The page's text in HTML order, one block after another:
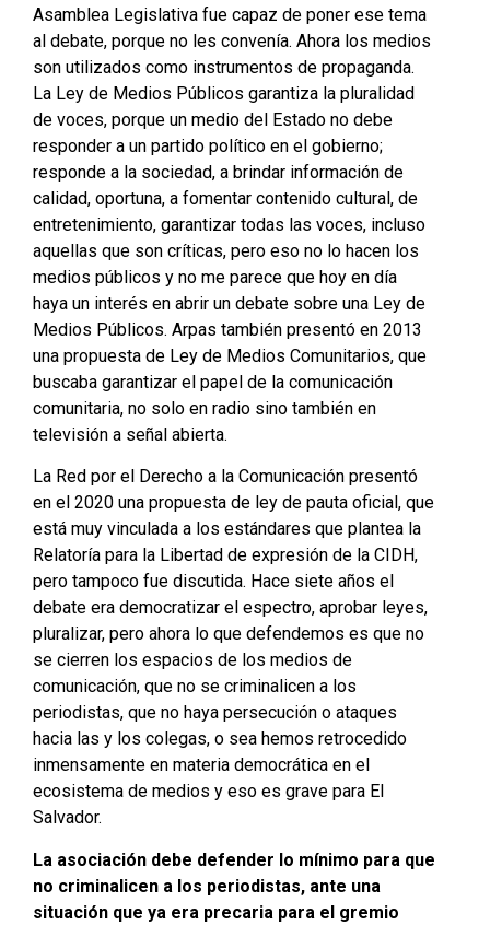
Asamblea Legislativa fue capaz de poner ese tema
al debate, porque no les convenía. Ahora los medios
son utilizados como instrumentos de propaganda.
La Ley de Medios Públicos garantiza la pluralidad
de voces, porque un medio del Estado no debe
responder a un partido político en el gobierno;
responde a la sociedad, a brindar información de
calidad, oportuna, a fomentar contenido cultural, de
entretenimiento, garantizar todas las voces, incluso
aquellas que son críticas, pero eso no lo hacen los
medios públicos y no me parece que hoy en día
haya un interés en abrir un debate sobre una Ley de
Medios Públicos. Arpas también presentó en 2013
una propuesta de Ley de Medios Comunitarios, que
buscaba garantizar el papel de la comunicación
comunitaria, no solo en radio sino también en
televisión a señal abierta.
La Red por el Derecho a la Comunicación presentó
en el 2020 una propuesta de ley de pauta oficial, que
está muy vinculada a los estándares que plantea la
Relatoría para la Libertad de expresión de la CIDH,
pero tampoco fue discutida. Hace siete años el
debate era democratizar el espectro, aprobar leyes,
pluralizar, pero ahora lo que defendemos es que no
se cierren los espacios de los medios de
comunicación, que no se criminalicen a los
periodistas, que no haya persecución o ataques
hacia las y los colegas, o sea hemos retrocedido
inmensamente en materia democrática en el
ecosistema de medios y eso es grave para El
Salvador.
La asociación debe defender lo mínimo para que
no criminalicen a los periodistas, ante una
situación que ya era precaria para el gremio